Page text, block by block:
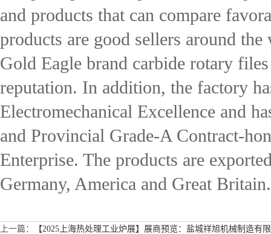
and products that can compare
products are good sellers around
Gold Eagle brand carbide rotary
reputation. In addition, the factory
Electromechanical Excellence and
and Provincial Grade-A Contract-
Enterprise. The products are
Germany, America and Great
上一篇：
【2025上海热处理工业炉展】展商预览：盐城祥旭机械制造有